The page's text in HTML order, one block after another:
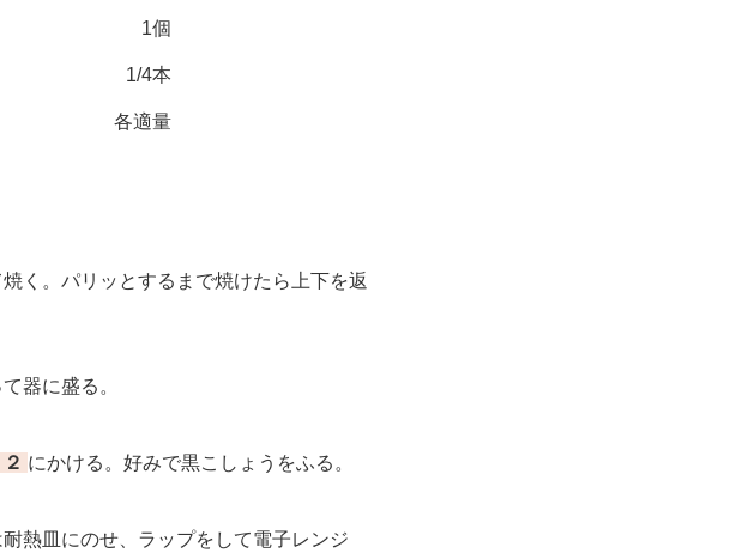
1個
1/4本
各適量
く。パリッとするまで焼けたら上下を返
器に盛る。
２ にかける。好みで黒こしょうをふる。
熱皿にのせ、ラップをして電子レンジ